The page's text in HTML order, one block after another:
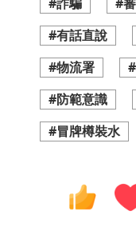
#有話直說
#物流署
#防範意識
#冒牌樽裝水